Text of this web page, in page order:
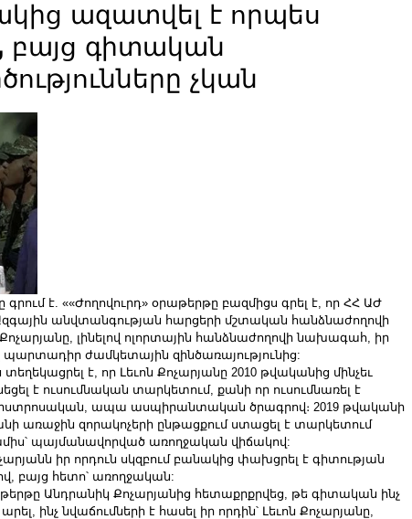
ազատվել է որպես
գիտական
չկան
գրում է. ««Ժողովուրդ» օրաթերթը բազմիցս գրել է, որ ՀՀ ԱԺ
անվտանգության հարցերի մշտական հանձնաժողովի
լինելով ոլորտային հանձնաժողովի նախագահ, իր
պարտադիր ժամկետային զինծառայությունից:
է, որ Լեւոն Քոչարյանը 2010 թվականից մինչեւ
է ուսումնական տարկետում, քանի որ ուսումնառել է
ապա ասպիրանտական ծրագրով։ 2019 թվականի
առաջին զորակոչերի ընթացքում ստացել է տարկետում
ամիս՝ պայմանավորված առողջական վիճակով:
իր որդուն սկզբում բանակից փախցրել է գիտության
բայց հետո՝ առողջական:
Անդրանիկ Քոչարյանից հետաքրքրվեց, թե գիտական ինչ
ինչ նվաճումների է հասել իր որդին՝ Լեւոն Քոչարյանը,